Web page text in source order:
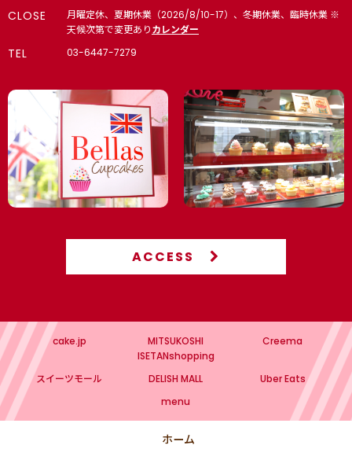
CLOSE
月曜定休、夏期休業（2026/8/10-17）、冬期休業、臨時休業 ※
天候次第で変更ありカレンダー
TEL 03-6447-7279
ACCESS
cake.jp
MITSUKOSHI
ISETANshopping
Creema
スイーツモール DELISH MALL
Uber Eats
menu
ホーム